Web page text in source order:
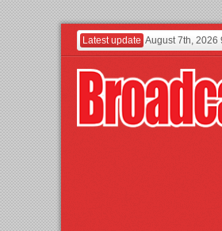
Latest update August 7th, 2026